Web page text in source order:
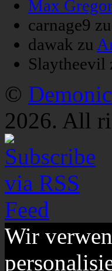
Max
carnage9 zu
dawak zu
Slaytheevil
©
2026. All
Wir